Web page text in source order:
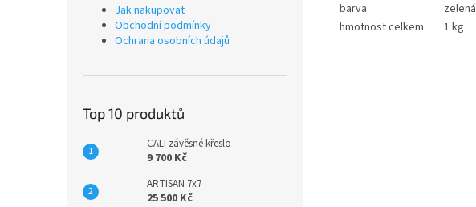
Jak nakupovat
Obchodní podmínky
Ochrana osobních údajů
Top 10 produktů
CALI závěsné křeslo
9 700 Kč
ARTISAN 7x7
25 500 Kč
barva
zelená
hmotnost celkem
1 kg